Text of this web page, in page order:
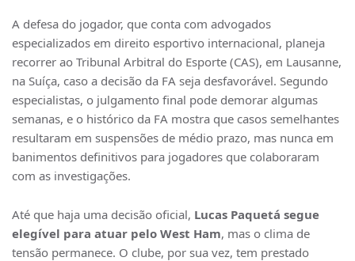
A defesa do jogador, que conta com advogados
especializados em direito esportivo internacional, planeja
recorrer ao Tribunal Arbitral do Esporte (CAS), em Lausanne,
na Suíça, caso a decisão da FA seja desfavorável. Segundo
especialistas, o julgamento final pode demorar algumas
semanas, e o histórico da FA mostra que casos semelhantes
resultaram em suspensões de médio prazo, mas nunca em
banimentos definitivos para jogadores que colaboraram
com as investigações.
Até que haja uma decisão oficial, Lucas Paquetá segue
elegível para atuar pelo West Ham, mas o clima de
tensão permanece. O clube, por sua vez, tem prestado